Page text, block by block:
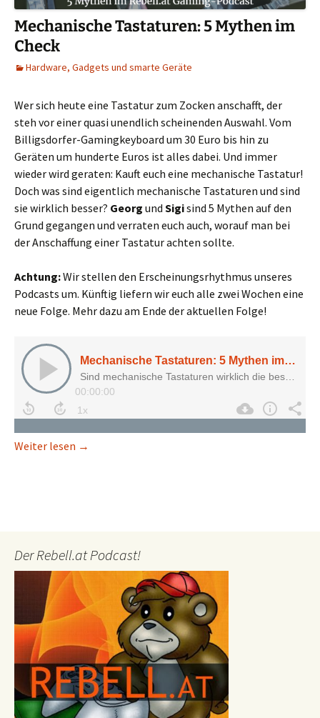
Mechanische Tastaturen: 5 Mythen im
Check
Hardware, Gadgets und smarte Geräte
Wer sich heute eine Tastatur zum Zocken anschafft, der
steh vor einer quasi unendlich scheinenden Auswahl. Vom
Billigsdorfer-Gamingkeyboard um 30 Euro bis hin zu
Geräten um hunderte Euros ist alles dabei. Und immer
wieder wird geraten: Kauft euch eine mechanische Tastatur!
Doch was sind eigentlich mechanische Tastaturen und sind
sie wirklich besser? Georg und Sigisind 5 Mythen auf den
Grund gegangen und verraten euch auch, worauf man bei
der Anschaffung einer Tastatur achten sollte.
Achtung:Wir stellen den Erscheinungsrhythmus unseres
Podcasts um. Künftig liefern wir euch alle zwei Wochen eine
neue Folge. Mehr dazu am Ende der aktuellen Folge!
Weiter lesen Mechanische Tastaturen: 5 Mythen im Check
→
Der Rebell.at Podcast!